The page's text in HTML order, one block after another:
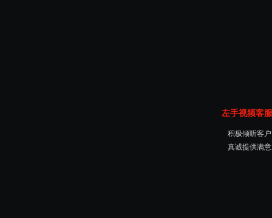
左手视频客服
积极倾听客户需
真诚提供满意